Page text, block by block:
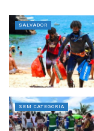
SALVADOR
SEM CATEGORIA